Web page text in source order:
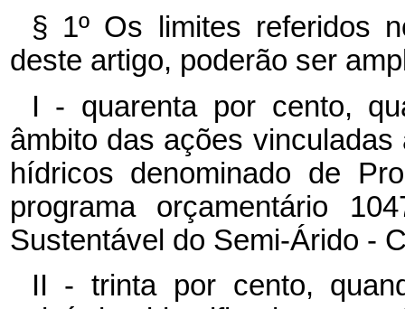
§ 1º Os limites referidos
deste artigo, poderão ser
I - quarenta por cento,
âmbito das ações
hídricos denominado de
programa orçamentário
Sustentável do Semi-Árido -
II - trinta por cento,